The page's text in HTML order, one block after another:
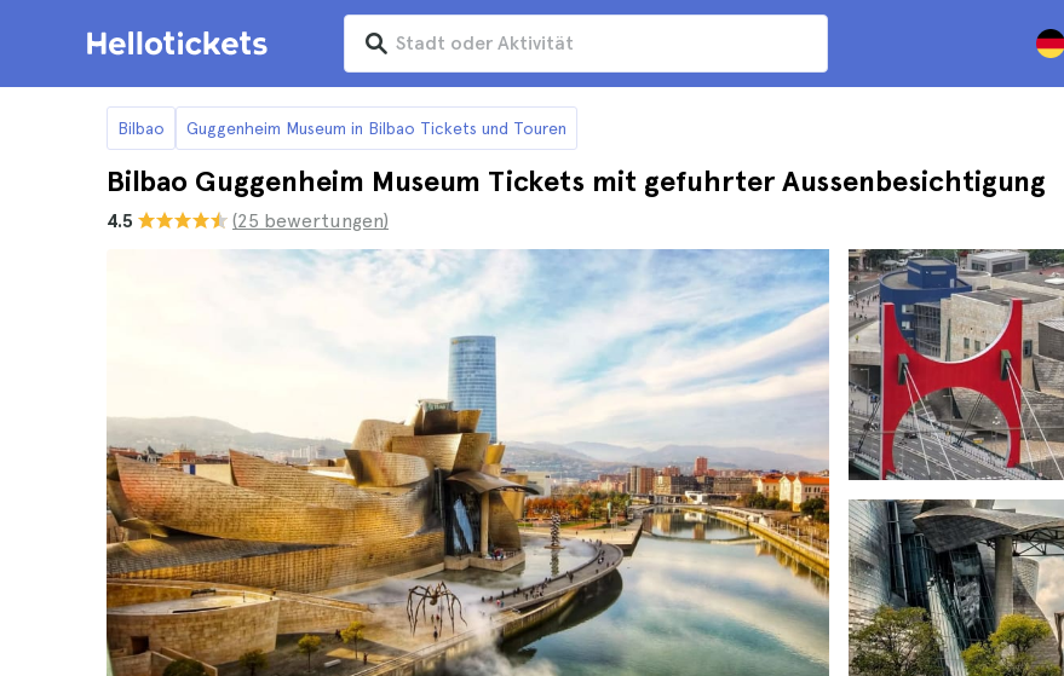
Bilbao Guggenheim Museum in Bilbao Tickets und Touren
Bilbao Guggenheim Museum Tickets mit gefuhrter Aussenbesichtigung
4.5 (25 bewertungen)